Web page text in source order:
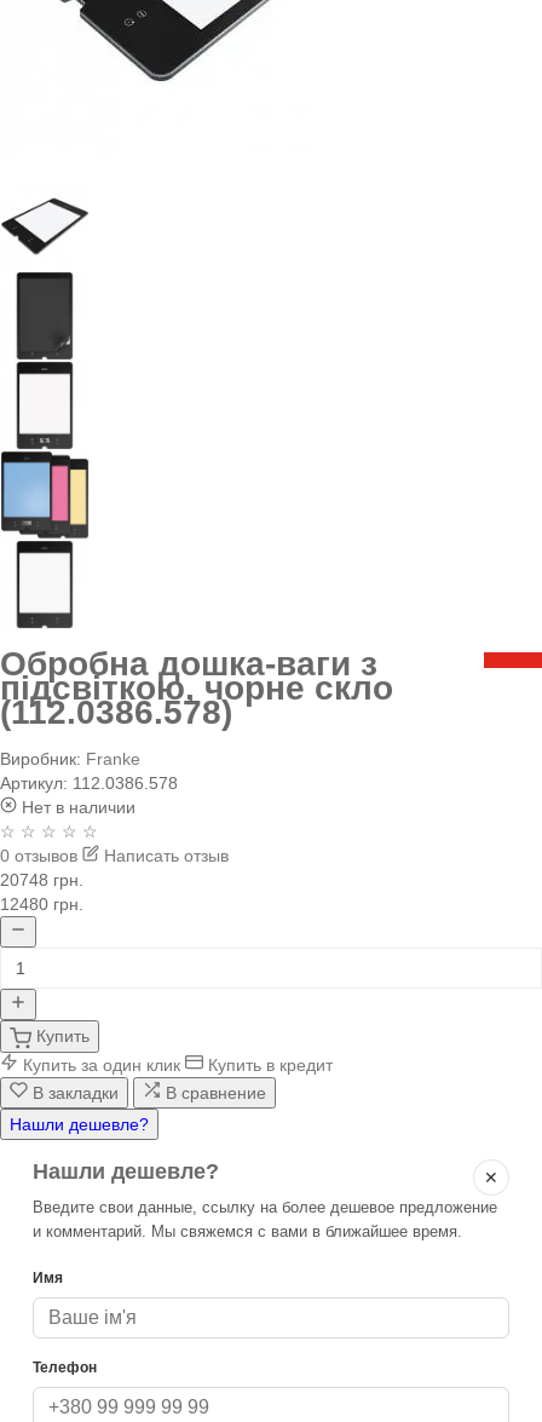
Обробна дошка-ваги з
підсвіткою, чорне скло
(112.0386.578)
Виробник: Franke
Артикул: 112.0386.578
Нет в наличии
☆ ☆ ☆ ☆ ☆
0 отзывов
Написать отзыв
20748 грн.
12480 грн.
Купить
Купить за один клик
Купить в кредит
В закладки
В сравнение
Нашли дешевле?
✕
Нашли дешевле?
Введите свои данные, ссылку на более дешевое предложение
и комментарий. Мы свяжемся с вами в ближайшее время.
Имя
Телефон